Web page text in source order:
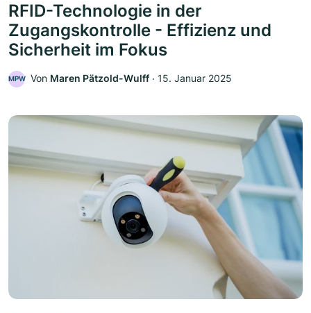
RFID-Technologie in der
Zugangskontrolle - Effizienz und
Sicherheit im Fokus
MPW Von Maren Pätzold-Wulff ‧ 15. Januar 2025